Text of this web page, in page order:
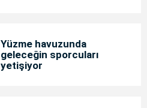
Yüzme havuzunda
geleceğin sporcuları
yetişiyor